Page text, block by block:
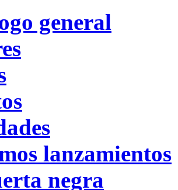
general
lanzamientos
negra